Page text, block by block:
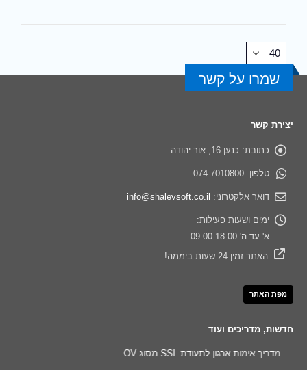
שמרו על קשר
יצירת קשר
כתובת: כנען 16, אור יהודה
טלפון: 074-7010800
דואר אלקטרוני: info@shalevsoft.co.il
ימים ושעות פעילות:
א' עד ה' 09:00-18:00
האתר זמין 24 שעות ביממה!
מפת האתר
חדשות, מדריכים ועוד
מדריך אימות ארגון לתעודת SSL מסוג OV